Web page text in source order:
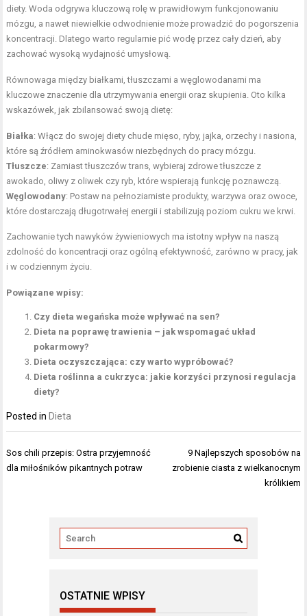
diety. Woda odgrywa kluczową rolę w prawidłowym funkcjonowaniu
mózgu, a nawet niewielkie odwodnienie może prowadzić do pogorszenia
koncentracji. Dlatego warto regularnie pić wodę przez cały dzień, aby
zachować wysoką wydajność umysłową.
Równowaga między białkami, tłuszczami a węglowodanami ma
kluczowe znaczenie dla utrzymywania energii oraz skupienia. Oto kilka
wskazówek, jak zbilansować swoją dietę:
Białka: Włącz do swojej diety chude mięso, ryby, jajka, orzechy i nasiona,
które są źródłem aminokwasów niezbędnych do pracy mózgu.
Tłuszcze: Zamiast tłuszczów trans, wybieraj zdrowe tłuszcze z
awokado, oliwy z oliwek czy ryb, które wspierają funkcję poznawczą.
Węglowodany: Postaw na pełnoziarniste produkty, warzywa oraz owoce,
które dostarczają długotrwałej energii i stabilizują poziom cukru we krwi.
Zachowanie tych nawyków żywieniowych ma istotny wpływ na naszą
zdolność do koncentracji oraz ogólną efektywność, zarówno w pracy, jak
i w codziennym życiu.
Powiązane wpisy:
Czy dieta wegańska może wpływać na sen?
Dieta na poprawę trawienia – jak wspomagać układ
pokarmowy?
Dieta oczyszczająca: czy warto wypróbować?
Dieta roślinna a cukrzyca: jakie korzyści przynosi regulacja
diety?
Posted in Dieta
Nawigacja
wpisu
Sos chili przepis: Ostra przyjemność
dla miłośników pikantnych potraw
9 Najlepszych sposobów na
zrobienie ciasta z wielkanocnym
królikiem
OSTATNIE WPISY